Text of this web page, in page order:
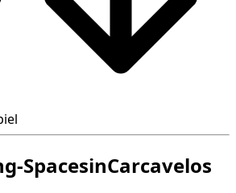
SpacesinCarcavelos